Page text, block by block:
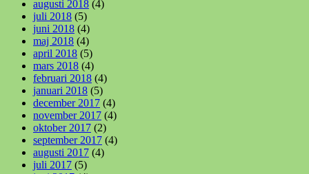
augusti 2018 (4)
juli 2018 (5)
juni 2018 (4)
maj 2018 (4)
april 2018 (5)
mars 2018 (4)
februari 2018 (4)
januari 2018 (5)
december 2017 (4)
november 2017 (4)
oktober 2017 (2)
september 2017 (4)
augusti 2017 (4)
juli 2017 (5)